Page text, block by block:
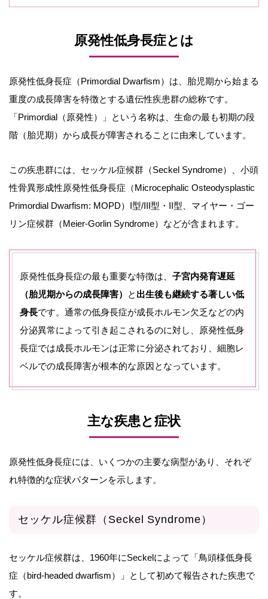
原発性低身長症とは
原発性低身長症（Primordial Dwarfism）は、胎児期から始まる
重度の成長障害を特徴とする遺伝性疾患群の総称です。
「Primordial（原発性）」という名称は、生命の最も初期の段
階（胎児期）から成長が障害されることに由来しています。
この疾患群には、セッケル症候群（Seckel Syndrome）、小頭
性骨異形成性原発性低身長症（Microcephalic Osteodysplastic
Primordial Dwarfism: MOPD）I型/III型・II型、マイヤー・ゴー
リン症候群（Meier-Gorlin Syndrome）などが含まれます。
原発性低身長症の最も重要な特徴は、 子宮内発育遅延
（胎児期からの成長障害）
と 出生後も継続する著しい低
身長です。通常の低身長症が成長ホルモン欠乏などの内
分泌異常によって引き起こされるのに対し、原発性低身
長症では成長ホルモンは正常に分泌されており、細胞レ
ベルでの成長障害が根本的な原因となっています。
主な疾患と症状
原発性低身長症には、いくつかの主要な病型があり、それぞ
れ特徴的な症状パターンを示します。
セッケル症候群（Seckel Syndrome）
セッケル症候群は、1960年にSeckelによって「鳥頭様低身長
症（bird-headed dwarfism）」として初めて報告された疾患で
す。